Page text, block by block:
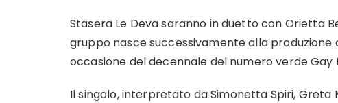
Stasera Le Deva saranno in duetto con Orietta
gruppo nasce successivamente alla produzione
occasione del decennale del numero verde Gay
Il singolo, interpretato da Simonetta Spiri, Greta